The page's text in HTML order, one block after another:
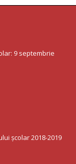
9 septembrie
școlar 2018-2019